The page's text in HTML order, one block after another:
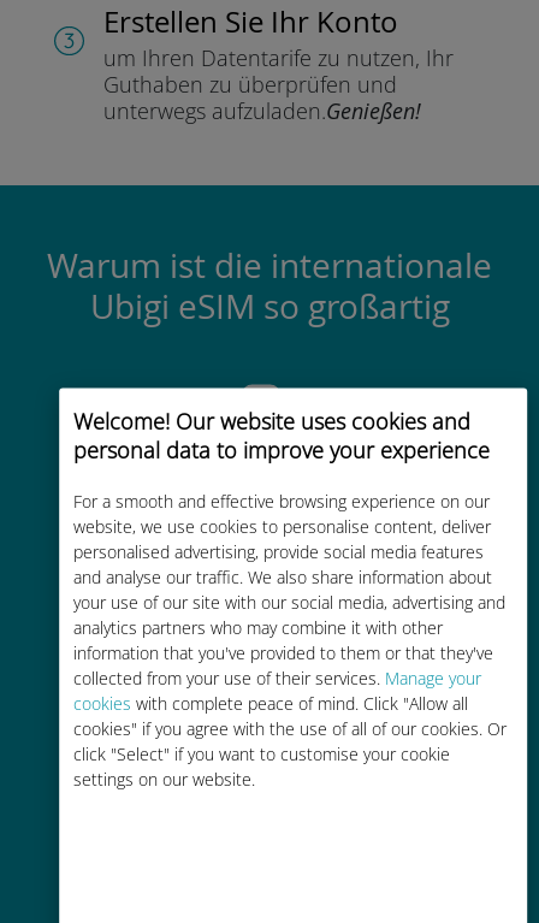
Welcome! Our website uses cookies and
personal data to improve your experience
For a smooth and effective browsing experience on our
website, we use cookies to personalise content, deliver
personalised advertising, provide social media features
and analyse our traffic. We also share information about
your use of our site with our social media, advertising and
analytics partners who may combine it with other
information that you've provided to them or that they've
collected from your use of their services. Manage your
cookies with complete peace of mind. Click "Allow all
cookies" if you agree with the use of all of our cookies. Or
click "Select" if you want to customise your cookie
settings on our website.
Erstellen Sie Ihr Konto
um Ihren Datentarife zu nutzen, Ihr
Guthaben zu überprüfen und
unterwegs aufzuladen.Genießen!
Warum ist die internationale
Ubigi eSIM so großartig
Sofortige aktivierung
Erhalten Sie innerhalb weniger
Minuten einen QR-Code per E-Mail
und scannen Sie ihn
Weltweit